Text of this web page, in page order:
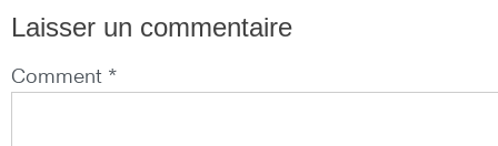
Laisser un commentaire
Comment *